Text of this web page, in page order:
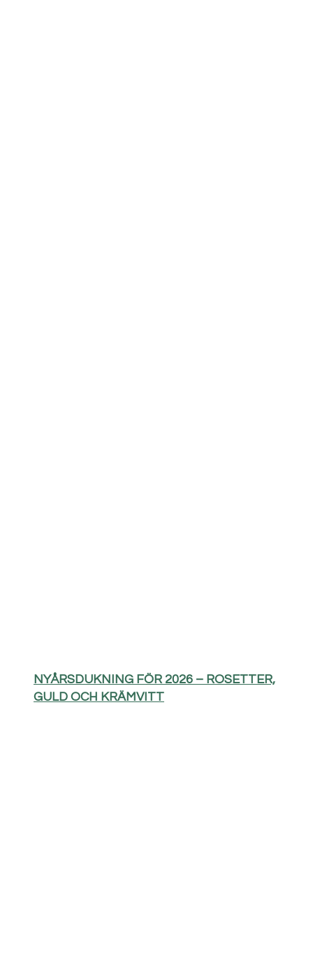
NYÅRSDUKNING FÖR 2026 – ROSETTER,
GULD OCH KRÄMVITT